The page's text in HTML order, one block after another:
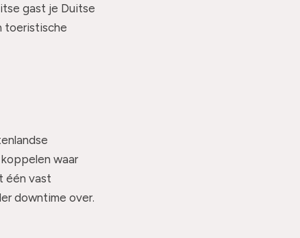
gast je Duitse
toeristische
waar
één vast
downtime over.